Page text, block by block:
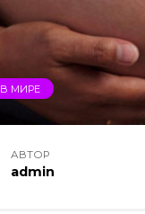
В МИРЕ
АВТОР
admin